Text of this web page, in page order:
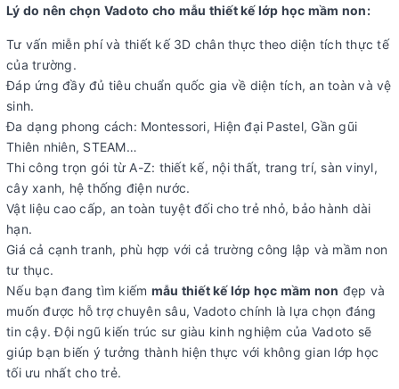
Lý do nên chọn Vadoto cho mẫu thiết kế lớp học mầm non:
Tư vấn miễn phí và thiết kế 3D chân thực theo diện tích thực tế
của trường.
Đáp ứng đầy đủ tiêu chuẩn quốc gia về diện tích, an toàn và vệ
sinh.
Đa dạng phong cách: Montessori, Hiện đại Pastel, Gần gũi
Thiên nhiên, STEAM…
Thi công trọn gói từ A-Z: thiết kế, nội thất, trang trí, sàn vinyl,
cây xanh, hệ thống điện nước.
Vật liệu cao cấp, an toàn tuyệt đối cho trẻ nhỏ, bảo hành dài
hạn.
Giá cả cạnh tranh, phù hợp với cả trường công lập và mầm non
tư thục.
Nếu bạn đang tìm kiếm mẫu thiết kế lớp học mầm non đẹp và
muốn được hỗ trợ chuyên sâu, Vadoto chính là lựa chọn đáng
tin cậy. Đội ngũ kiến trúc sư giàu kinh nghiệm của Vadoto sẽ
giúp bạn biến ý tưởng thành hiện thực với không gian lớp học
tối ưu nhất cho trẻ.